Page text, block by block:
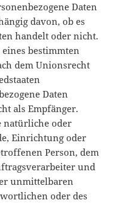
Daten
davon, ob es
handelt oder nicht.
bestimmten
dem Unionsrecht
Daten
als Empfänger.
oder
Einrichtung oder
Person, dem
und
unmittelbaren
oder des